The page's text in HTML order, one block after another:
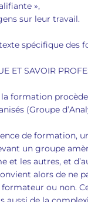
»,
sur leur travail.
spécifique
ET SAVOIR
formation
(Groupe
de
un groupe
les autres, et
alors de ne
ou non.